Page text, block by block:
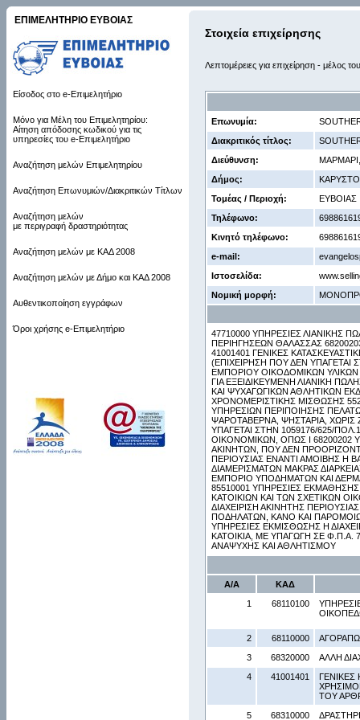
ΕΠΙΜΕΛΗΤΗΡΙΟ ΕΥΒΟΙΑΣ
Είσοδος στο e-Επιμελητήριο
Μόνο για Μέλη του Επιμελητηρίου:
Αίτηση απόδοσης κωδικού για τις
υπηρεσίες του e-Επιμελητήριο
Αναζήτηση μελών Επιμελητηρίου
Αναζήτηση Επωνυμιών/Διακριτικών Τίτλων
Αναζήτηση μελών
με περιγραφή δραστηριότητας
Αναζήτηση μελών με ΚΑΔ 2008
Αναζήτηση μελών με Δήμο και ΚΑΔ 2008
Αυθεντικοποίηση εγγράφων
Όροι χρήσης e-Επιμελητήριο
Στοιχεία επιχείρησης
Λεπτομέρειες για επιχείρηση - μέλος
Επωνυμία:
Διακριτικός τίτλος:
Διεύθυνση:
Δήμος:
Τομέας / Περιοχή:
ΕΥΒΟΙΑΣ
Τηλέφωνο:
Κινητό τηλέφωνο:
e-mail:
Ιστοσελίδα:
Νομική μορφή:
47710000 ΥΠΗΡΕΣΙΕΣ ΛΙΑΝΙΚΗΣ
ΠΕΡΙΗΓΗΣΕΩΝ ΘΑΛΑΣΣΑΣ
41001401 ΓΕΝΙΚΕΣ
(ΕΠΙΧΕΙΡΗΣΗ ΠΟΥ ΔΕΝ ΥΠΑΓΕΤΑΙ
ΕΜΠΟΡΙΟΥ ΟΙΚΟΔΟΜΙΚΩΝ ΥΛΙΚΩΝ
ΓΙΑ ΕΞΕΙΔΙΚΕΥΜΕΝΗ ΛΙΑΝΙΚΗ
ΚΑΙ ΨΥΧΑΓΩΓΙΚΩΝ ΑΘΛΗΤΙΚΩΝ
ΧΡΟΝΟΜΕΡΙΣΤΙΚΗΣ ΜΙΣΘΩΣΗΣ
ΥΠΗΡΕΣΙΩΝ ΠΕΡΙΠΟΙΗΣΗΣ
ΨΑΡΟΤΑΒΕΡΝΑ, ΨΗΣΤΑΡΙΑ,
ΥΠΑΓΕΤΑΙ ΣΤΗΝ 1059176/625/
ΟΙΚΟΝΟΜΙΚΩΝ, ΟΠΩΣ Ι 68200202
ΑΚΙΝΗΤΩΝ, ΠΟΥ ΔΕΝ
ΠΕΡΙΟΥΣΙΑΣ ΕΝΑΝΤΙ ΑΜΟΙΒΗΣ Η
ΔΙΑΜΕΡΙΣΜΑΤΩΝ ΜΑΚΡΑΣ
ΕΜΠΟΡΙΟ ΥΠΟΔΗΜΑΤΩΝ ΚΑΙ
85510001 ΥΠΗΡΕΣΙΕΣ
ΚΑΤΟΙΚΙΩΝ ΚΑΙ ΤΩΝ ΣΧΕΤΙΚΩΝ
ΔΙΑΧΕΙΡΙΣΗ ΑΚΙΝΗΤΗΣ
ΠΟΔΗΛΑΤΩΝ, ΚΑΝΟ ΚΑΙ
ΥΠΗΡΕΣΙΕΣ ΕΚΜΙΣΘΩΣΗΣ Η
ΚΑΤΟΙΚΙΑ, ΜΕ ΥΠΑΓΩΓΗ ΣΕ Φ.Π.Α.
ΑΝΑΨΥΧΗΣ ΚΑΙ ΑΘΛΗΤΙΣΜΟΥ
Α/Α
ΚΑΔ
1
68110100
2 68110000
3
68320000
ΑΛΛΗ
4
41001401
ΓΕΝΙΚΕΣ
ΤΟΥ
5
68310000